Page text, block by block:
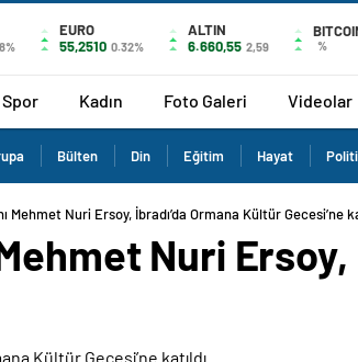
EURO
55,2510 0.32%
ALTIN
6.660,55 2,59 %
Spor Kadın Foto Galeri Videolar
Bülten Din Eğitim Hayat
Mehmet Nuri Ersoy, İbradı’da Ormana Kültür Gecesi’ne
Nuri Ersoy,